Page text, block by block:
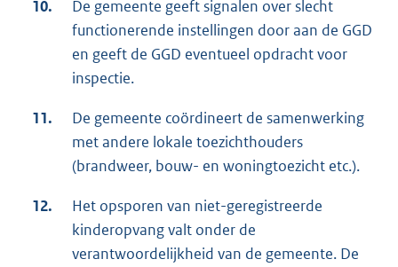
10.
De gemeente geeft signalen over slecht
functionerende instellingen door aan de GGD
en geeft de GGD eventueel opdracht voor
inspectie.
11.
De gemeente coördineert de samenwerking
met andere lokale toezichthouders
(brandweer, bouw- en woningtoezicht etc.).
12.
Het opsporen van niet-geregistreerde
kinderopvang valt onder de
verantwoordelijkheid van de gemeente. De